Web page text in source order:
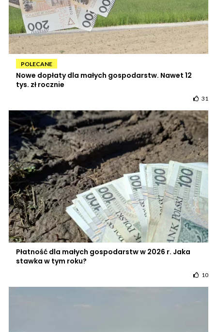
POLECANE
Nowe dopłaty dla małych gospodarstw. Nawet 12
tys. zł rocznie
31
Płatność dla małych gospodarstw w 2026 r. Jaka
stawka w tym roku?
10